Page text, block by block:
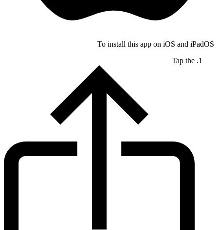
To install this app on iOS and iPadOS
Tap the